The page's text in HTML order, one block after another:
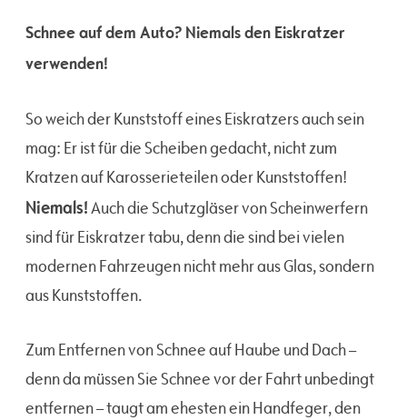
Schnee auf dem Auto? Niemals den Eiskratzer
verwenden!
So weich der Kunststoff eines Eiskratzers auch sein
mag: Er ist für die Scheiben gedacht, nicht zum
Kratzen auf Karosserieteilen oder Kunststoffen!
Niemals!Auch die Schutzgläser von Scheinwerfern
sind für Eiskratzer tabu, denn die sind bei vielen
modernen Fahrzeugen nicht mehr aus Glas, sondern
aus Kunststoffen.
Zum Entfernen von Schnee auf Haube und Dach –
denn da müssen Sie Schnee vor der Fahrt unbedingt
entfernen – taugt am ehesten ein Handfeger, den